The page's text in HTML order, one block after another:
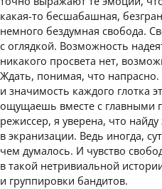
какая-то бесшабашная,
немного бездумная свобода.
с оглядкой. Возможность
никакого просвета нет,
Ждать, понимая, что напрасно.
и значимость каждого глотка
ощущаешь вместе с главными
режиссер, я уверена, что найду
в экранизации. Ведь иногда,
чем думалось. И чувство
в такой нетривиальной
и группировки бандитов.